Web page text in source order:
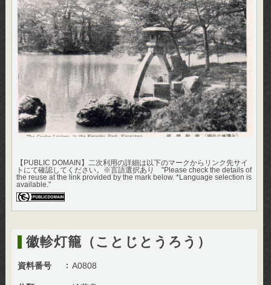
【PUBLIC DOMAIN】二次利用の詳細は以下のマークからリンク先サイ
トにて確認してください。※言語選択あり "Please check the details of
the reuse at the link provided by the mark below. *Language selection is
available."
徽軫灯籠（ことじとうろう）
資料番号 A0808